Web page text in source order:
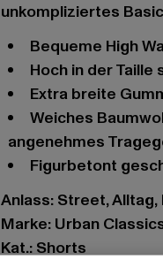
unkompliziertes
bequeme High
hoch in der
extra breite
weiches Baumwollmaterial mit Elasthananteil bietet ein
angenehmes
figurbetont
Anlass: Street,
Marke: Urban
Kat.: Shorts